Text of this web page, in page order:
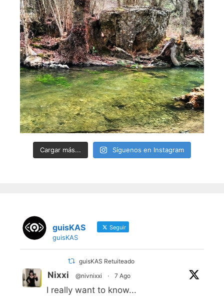
Cargar más... Síguenos en Instagram
guisKAS Seguir
guisKAS
guisKAS Retuiteado
Nixxi @nivnixxi · 7 Ago
I really want to know...